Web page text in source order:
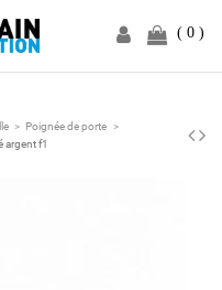
0
Poignée de porte
argent f1